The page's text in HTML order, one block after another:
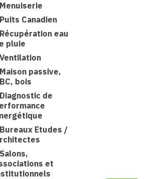
Menuiserie
Puits Canadien
Récupération eau
pluie
Ventilation
Maison passive,
bois
Diagnostic de
Bureaux Etudes /
Salons,
et